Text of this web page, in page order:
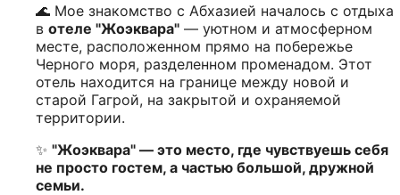
🌊 Мое знакомство с Абхазией началось с отдыха
в отеле "Жоэквара" — уютном и атмосферном
месте, расположенном прямо на побережье
Черного моря, разделенном променадом. Этот
отель находится на границе между новой и
старой Гагрой, на закрытой и охраняемой
территории.
✨ "Жоэквара" — это место, где чувствуешь себя
не просто гостем, а частью большой, дружной
семьи.